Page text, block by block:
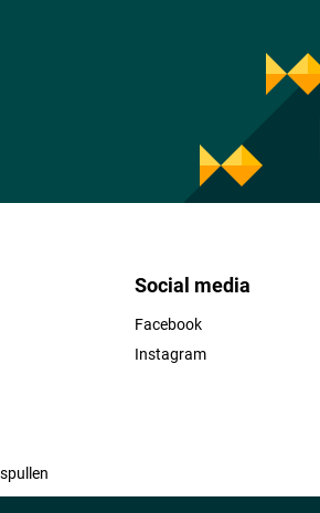
Social media
Facebook
Instagram